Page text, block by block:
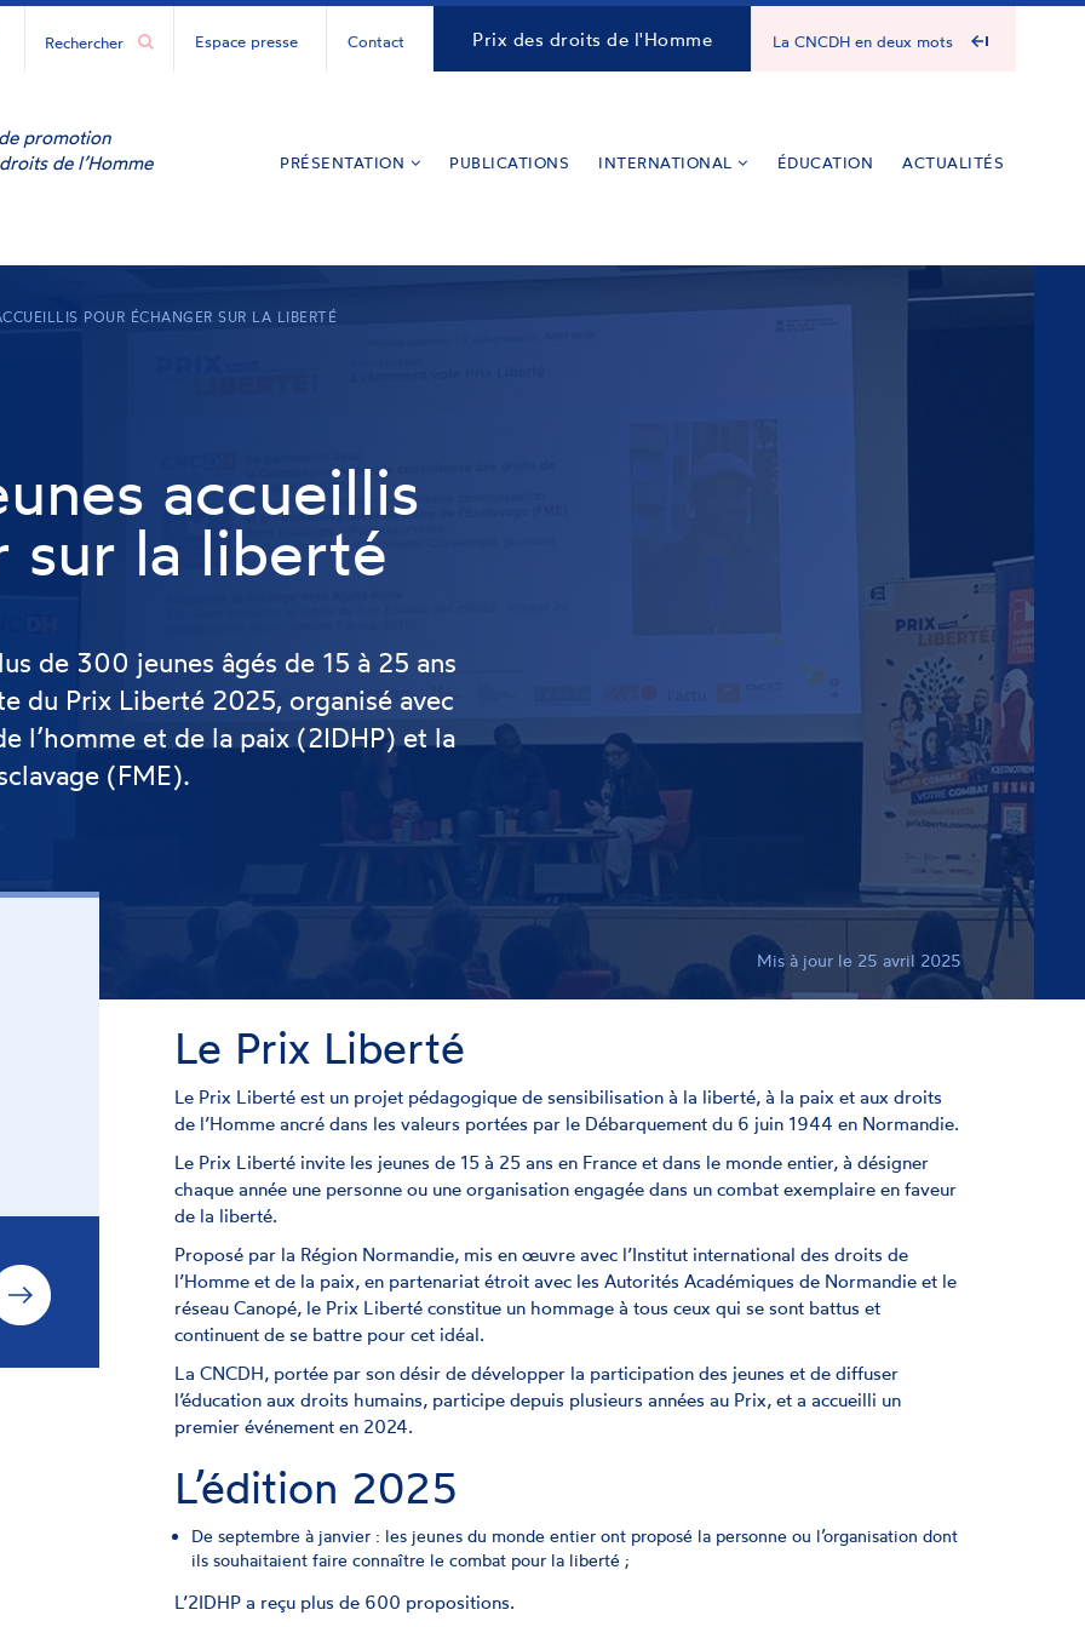
Espace presse Contact Prix des droits de l'Homme La CNCDH en deux mots
promotion
de l’Homme
PRÉSENTATION PUBLICATIONS INTERNATIONAL ÉDUCATION ACTUALITÉS
POUR ÉCHANGER SUR LA LIBERTÉ
accueillis
sur la liberté
de 300 jeunes âgés de 15 à 25 ans
du Prix Liberté 2025, organisé avec
l’homme et de la paix (2IDHP) et la
(FME).
Mis à jour le 25 avril 2025
Le Prix Liberté
Le Prix Liberté est un projet pédagogique de sensibilisation à la liberté, à la paix et aux droits
de l’Homme ancré dans les valeurs portées par le Débarquement du 6 juin 1944 en Normandie.
Le Prix Liberté invite les jeunes de 15 à 25 ans en France et dans le monde entier, à désigner
chaque année une personne ou une organisation engagée dans un combat exemplaire en faveur
de la liberté.
Proposé par la Région Normandie, mis en œuvre avec l’Institut international des droits de
l’Homme et de la paix, en partenariat étroit avec les Autorités Académiques de Normandie et le
réseau Canopé, le Prix Liberté constitue un hommage à tous ceux qui se sont battus et
continuent de se battre pour cet idéal.
La CNCDH, portée par son désir de développer la participation des jeunes et de diffuser
l’éducation aux droits humains, participe depuis plusieurs années au Prix, et a accueilli un
premier événement en 2024.
L’édition 2025
De septembre à janvier : les jeunes du monde entier ont proposé la personne ou l’organisation dont
ils souhaitaient faire connaître le combat pour la liberté ;
L’2IDHP a reçu plus de 600 propositions.